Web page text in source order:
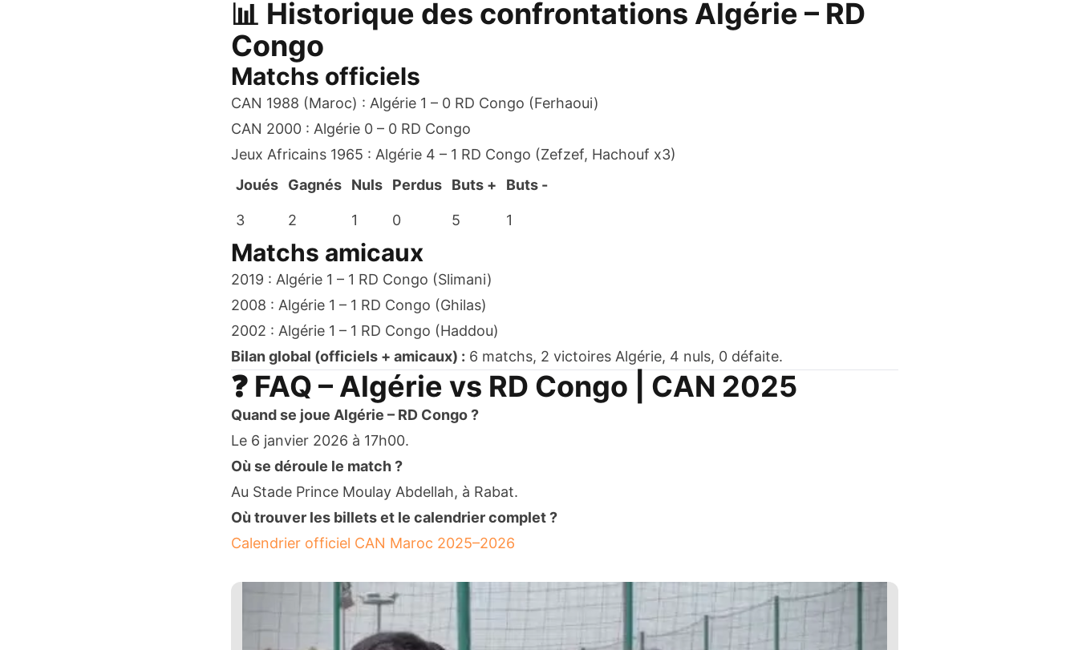
📊 Historique des confrontations Algérie – RD
Congo
Matchs officiels
CAN 1988 (Maroc) : Algérie 1 – 0 RD Congo (Ferhaoui)
CAN 2000 : Algérie 0 – 0 RD Congo
Jeux Africains 1965 : Algérie 4 – 1 RD Congo (Zefzef, Hachouf x3)
Joués
Gagnés Nuls Perdus Buts + Buts -
3 2 1 0 5 1
Matchs amicaux
2019 : Algérie 1 – 1 RD Congo (Slimani)
2008 : Algérie 1 – 1 RD Congo (Ghilas)
2002 : Algérie 1 – 1 RD Congo (Haddou)
Bilan global (officiels + amicaux) : 6 matchs, 2 victoires Algérie, 4 nuls, 0 défaite.
❓ FAQ – Algérie vs RD Congo | CAN 2025
Quand se joue Algérie – RD Congo ?
Le 6 janvier 2026 à 17h00.
Où se déroule le match ?
Au Stade Prince Moulay Abdellah, à Rabat.
Où trouver les billets et le calendrier complet ?
Calendrier officiel CAN Maroc 2025–2026